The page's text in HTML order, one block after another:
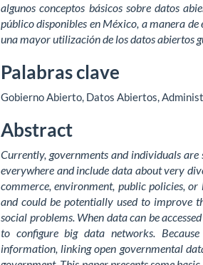
algunos conceptos básicos sobre datos
público disponibles en México, a manera
una mayor utilización de los datos abiertos
Palabras clave
Gobierno Abierto Datos Abiertos
Abstract
Currently, governments and individuals
everywhere and include data about very
commerce, environment, public policies,
and could be potentially used to improve
social problems. When data can be
to configure big data networks.
information, linking open governmental